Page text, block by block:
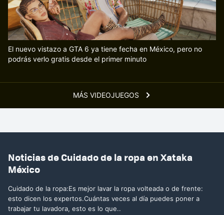
MÁS VIDEOJUEGOS
El nuevo vistazo a GTA 6 ya tiene fecha en México, pero no
podrás verlo gratis desde el primer minuto
Noticias de Cuidado de la ropa en Xataka
México
Cuidado de la ropa:Es mejor lavar la ropa volteada o de frente:
esto dicen los expertos.Cuántas veces al día puedes poner a
trabajar tu lavadora, esto es lo que..